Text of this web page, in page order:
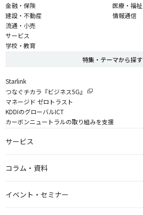
金融・保険
建設・不動産
流通・小売
サービス
学校・教育
医療・福祉
情報通信
特集・テーマから探す
Starlink
つなぐチカラ『ビジネス5G』
マネージド ゼロトラスト
KDDIのグローバルICT
カーボンニュートラルの取り組みを支援
サービス
コラム・資料
イベント・セミナー